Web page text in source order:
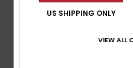
C'est une jolie couleur vive,
US SHIPPING ONLY
VIEW ALL